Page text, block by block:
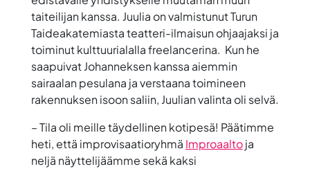
taiteilijan kanssa. Juulia on valmistunut Turun
Taideakatemiasta teatteri-ilmaisun ohjaajaksi ja
toiminut kulttuurialalla freelancerina. Kun he
saapuivat Johanneksen kanssa aiemmin
sairaalan pesulana ja verstaana toimineen
rakennuksen isoon saliin, Juulian valinta oli selvä.
– Tila oli meille täydellinen kotipesä! Päätimme
heti, että improvisaatioryhmä Improaaltoja
neljä näyttelijäämme sekä kaksi